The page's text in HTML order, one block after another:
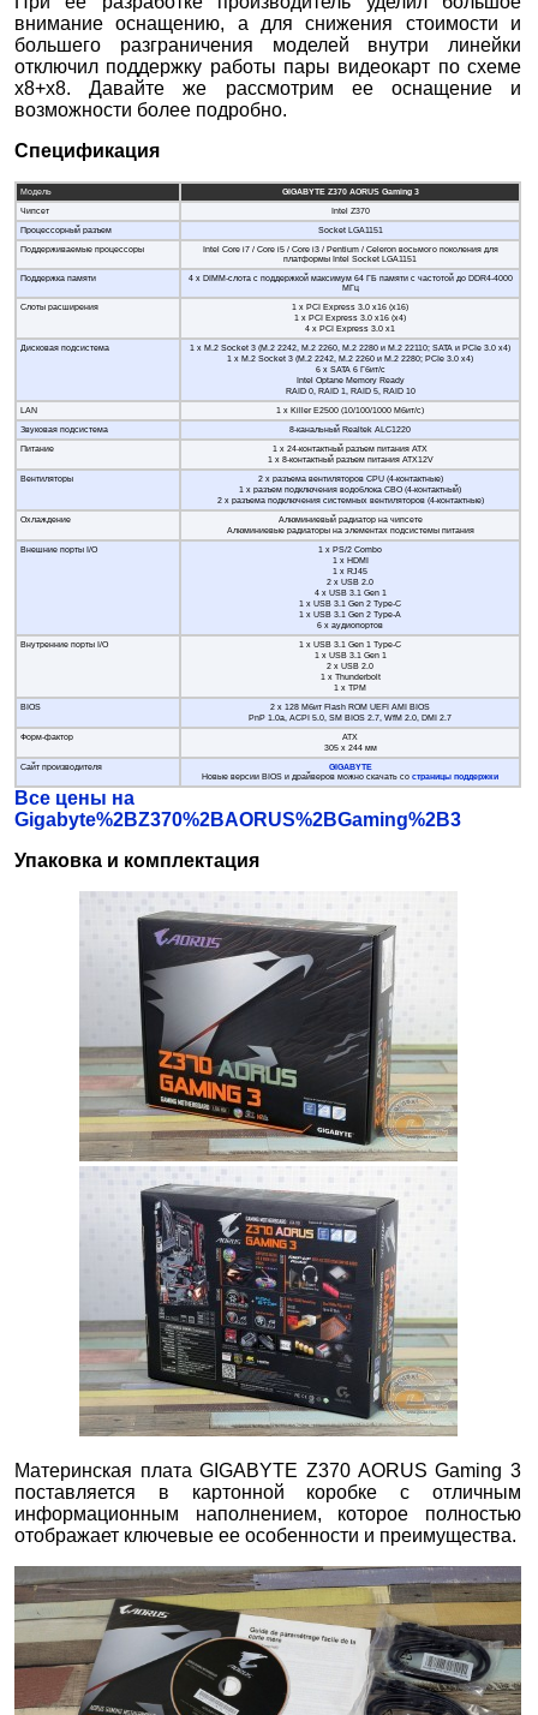
внимание оснащению, а для снижения стоимости и
большего разграничения моделей внутри линейки
отключил поддержку работы пары видеокарт по схеме
x8+x8. Давайте же рассмотрим ее оснащение и
возможности более подробно.
Спецификация
Модель
GIGABYTE Z370 AORUS Gaming 3
Чипсет
Intel Z370
Процессорный разъем
Socket LGA1151
Поддерживаемые процессоры
Intel Core i7 / Core i5 / Core i3 / Pentium / Celeron восьмого поколения для
платформы Intel Socket LGA1151
Поддержка памяти
4 x DIMM-слота с поддержкой максимум 64 ГБ памяти c частотой до DDR4-4000
МГц
Слоты расширения
1 x PCI Express 3.0 x16 (x16)
1 x PCI Express 3.0 x16 (x4)
4 x PCI Express 3.0 x1
Дисковая подсистема
1 x M.2 Socket 3 (M.2 2242, M.2 2260, M.2 2280 и M.2 22110; SATA и PCIe 3.0 x4)
1 x M.2 Socket 3 (M.2 2242, M.2 2260 и M.2 2280; PCIe 3.0 x4)
6 x SATA 6 Гбит/с
Intel Optane Memory Ready
RAID 0, RAID 1, RAID 5, RAID 10
LAN
1 x Killer E2500 (10/100/1000 Мбит/с)
Звуковая подсистема
8-канальный Realtek ALC1220
Питание
1 х 24-контактный разъем питания ATX
1 x 8-контактный разъем питания ATX12V
Вентиляторы
2 x разъема вентиляторов CPU (4-контактные)
1 х разъем подключения водоблока СВО (4-контактный)
2 x разъема подключения системных вентиляторов (4-контактные)
Охлаждение
Алюминиевый радиатор на чипсете
Алюминиевые радиаторы на элементах подсистемы питания
Внешние порты I/O
1 x PS/2 Combo
1 x HDMI
1 x RJ45
2 x USB 2.0
4 x USB 3.1 Gen 1
1 х USB 3.1 Gen 2 Type-C
1 х USB 3.1 Gen 2 Type-A
6 x аудиопортов
Внутренние порты I/O
1 x USB 3.1 Gen 1 Type-C
1 x USB 3.1 Gen 1
2 x USB 2.0
1 x Thunderbolt
1 х TPM
BIOS
2 x 128 Mбит Flash ROM UEFI AMI BIOS
PnP 1.0a, ACPI 5.0, SM BIOS 2.7, WfM 2.0, DMI 2.7
Форм-фактор
ATX
305 x 244 мм
Сайт производителя
GIGABYTE
Новые версии BIOS и драйверов можно скачать состраницы поддержки
Все цены на
Gigabyte%2BZ370%2BAORUS%2BGaming%2B3
Упаковка и комплектация
Материнская плата GIGABYTE Z370 AORUS Gaming 3
поставляется в картонной коробке с отличным
информационным наполнением, которое полностью
отображает ключевые ее особенности и преимущества.